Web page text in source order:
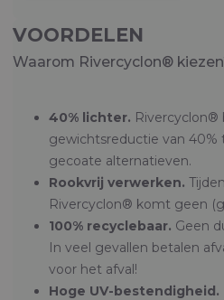
VOORDELEN
Waarom Rivercyclon®
40% lichter. Rivercyclon®
gewichtsreductie van 40%
gecoate alternatieven.
Rookvrij verwerken.
Rivercyclon® komt geen
100% recyclebaar. Geen
In veel gevallen betalen
voor het afval!
Hoge UV-bestendigheid.